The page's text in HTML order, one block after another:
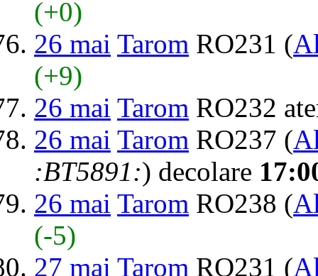
(+0)
26 mai Tarom RO231 (
(+9)
26 mai Tarom RO232
26 mai Tarom RO237 (
:BT5891:) decolare
26 mai Tarom RO238 (
(-5)
27 mai Tarom RO231 (